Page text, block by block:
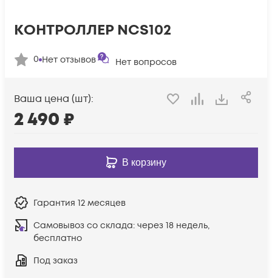
КОНТРОЛЛЕР NCS102
0 Нет отзывов Нет вопросов
Ваша цена (шт):
2 490 ₽
В корзину
Гарантия 12 месяцев
Самовывоз со склада: через 18 недель,
бесплатно
Под заказ